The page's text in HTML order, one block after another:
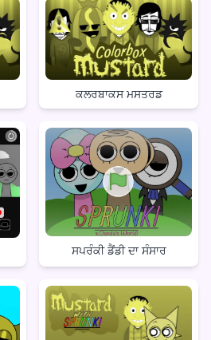
ਕਲਰਬਾਕਸ ਮਸਤਰਡ
ਸਪਰੰਕੀ ਡੈਂਡੀ ਦਾ ਸੰਸਾਰ